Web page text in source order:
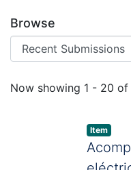
Browse
Recent
Now showing 1 - 20 of
Item